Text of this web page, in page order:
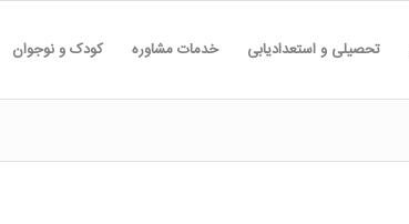
تحصیلی و استعدادیابی خدمات مشاوره کودک و نوجوان